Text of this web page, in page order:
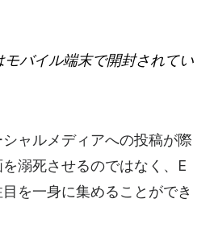
モバイル端末で開封されてい
ャルメディアへの投稿が際
溺死させるのではなく、E
を一身に集めることができ